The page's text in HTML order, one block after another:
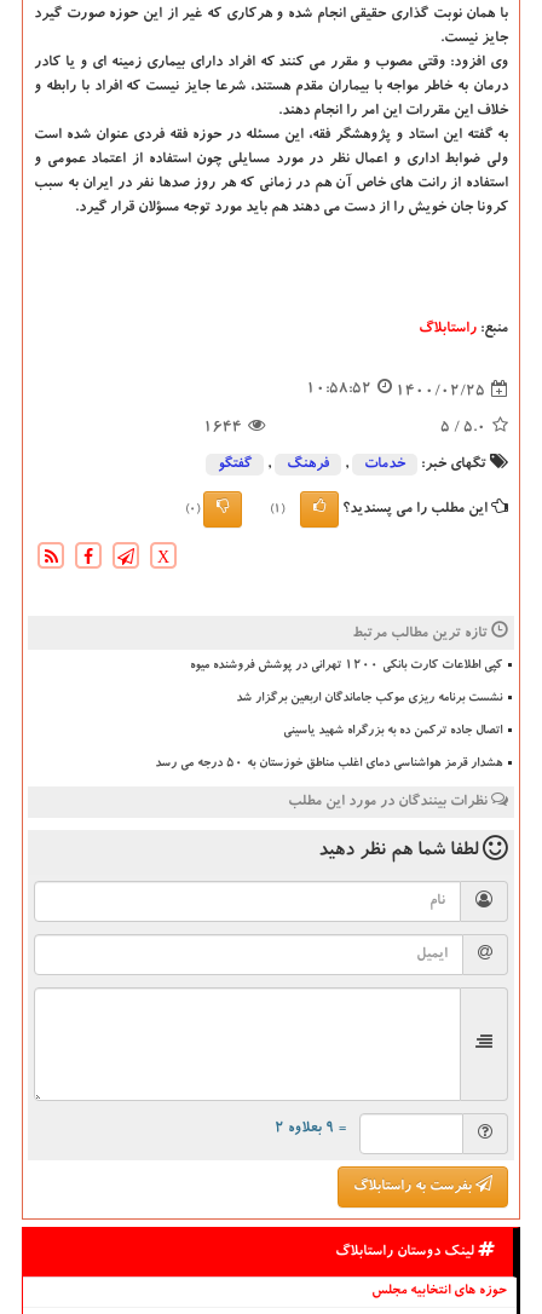
با همان نوبت گذاری حقیقی انجام شده و هرکاری که غیر از این حوزه صورت گیرد
جایز نیست.
وی افزود: وقتی مصوب و مقرر می کنند که افراد دارای بیماری زمینه ای و یا کادر
درمان به خاطر مواجه با بیماران مقدم هستند، شرعا جایز نیست که افراد با رابطه و
خلاف این مقررات این امر را انجام دهند.
به گفته این استاد و پژوهشگر فقه، این مسئله در حوزه فقه فردی عنوان شده است
ولی ضوابط اداری و اعمال نظر در مورد مسایلی چون استفاده از اعتماد عمومی و
استفاده از رانت های خاص آن هم در زمانی که هر روز صدها نفر در ایران به سبب
کرونا جان خویش را از دست می دهند هم باید مورد توجه مسؤلان قرار گیرد.
منبع: راستابلاگ
1400/02/25
10:58:52
5.0
/ 5
1644
تگهای خبر: خدمات , فرهنگ , گفتگو
این مطلب را می پسندید؟ (1)
(0)
X
تازه ترین مطالب مرتبط
کپی اطلاعات کارت بانکی ۱۲۰۰ تهرانی در پوشش فروشنده میوه
نشست برنامه ریزی موکب جاماندگان اربعین برگزار شد
اتصال جاده ترکمن ده به بزرگراه شهید یاسینی
هشدار قرمز هواشناسی دمای اغلب مناطق خوزستان به ۵۰ درجه می رسد
نظرات بینندگان در مورد این مطلب
لطفا شما هم نظر دهید
= ۹ بعلاوه ۲
بفرست به راستابلاگ
لینک دوستان راستابلاگ
حوزه های انتخابیه مجلس